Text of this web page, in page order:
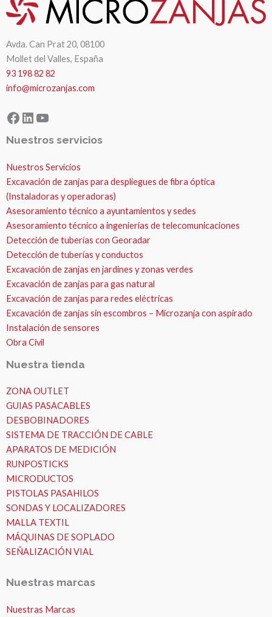
Avda. Can Prat 20, 08100
Mollet del Valles, España
93 198 82 82
info@microzanjas.com
Facebook
LinkedIn
YouTube
Nuestros servicios
Nuestros Servicios
Excavación de zanjas para despliegues de fibra óptica
(Instaladoras y operadoras)
Asesoramiento técnico a ayuntamientos y sedes
Asesoramiento técnico a ingenierías de telecomunicaciones
Detección de tuberías con Georadar
Detección de tuberías y conductos
Excavación de zanjas en jardines y zonas verdes
Excavación de zanjas para gas natural
Excavación de zanjas para redes eléctricas
Excavación de zanjas sin escombros – Microzanja con aspirado
Instalación de sensores
Obra Civil
Nuestra tienda
ZONA OUTLET
GUIAS PASACABLES
DESBOBINADORES
SISTEMA DE TRACCIÓN DE CABLE
APARATOS DE MEDICIÓN
RUNPOSTICKS
MICRODUCTOS
PISTOLAS PASAHILOS
SONDAS Y LOCALIZADORES
MALLA TEXTIL
MÁQUINAS DE SOPLADO
SEÑALIZACIÓN VIAL
Nuestras marcas
Nuestras Marcas